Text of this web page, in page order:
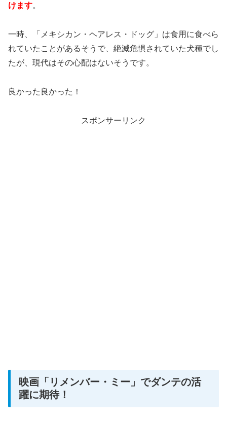
けます。
一時、「メキシカン・ヘアレス・ドッグ」は食用に食べら
れていたことがあるそうで、絶滅危惧されていた犬種でし
たが、現代はその心配はないそうです。
良かった良かった！
スポンサーリンク
映画「リメンバー・ミー」でダンテの活
躍に期待！